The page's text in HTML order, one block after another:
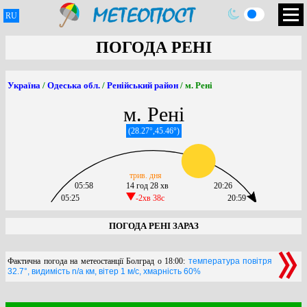
RU
ПОГОДА РЕНІ
Україна / Одеська обл. / Ренійський район / м. Рені
м. Рені
(28.27°,45.46°)
05:25
05:58
14 год 28 хв
-2хв 38c
трив. дня
20:59
20:26
ПОГОДА РЕНІ ЗАРАЗ
Фактична погода на метеостанції Болград о 18:00: температура повітря
32.7°, видимість n/a км, вітер 1 м/с, хмарність 60%